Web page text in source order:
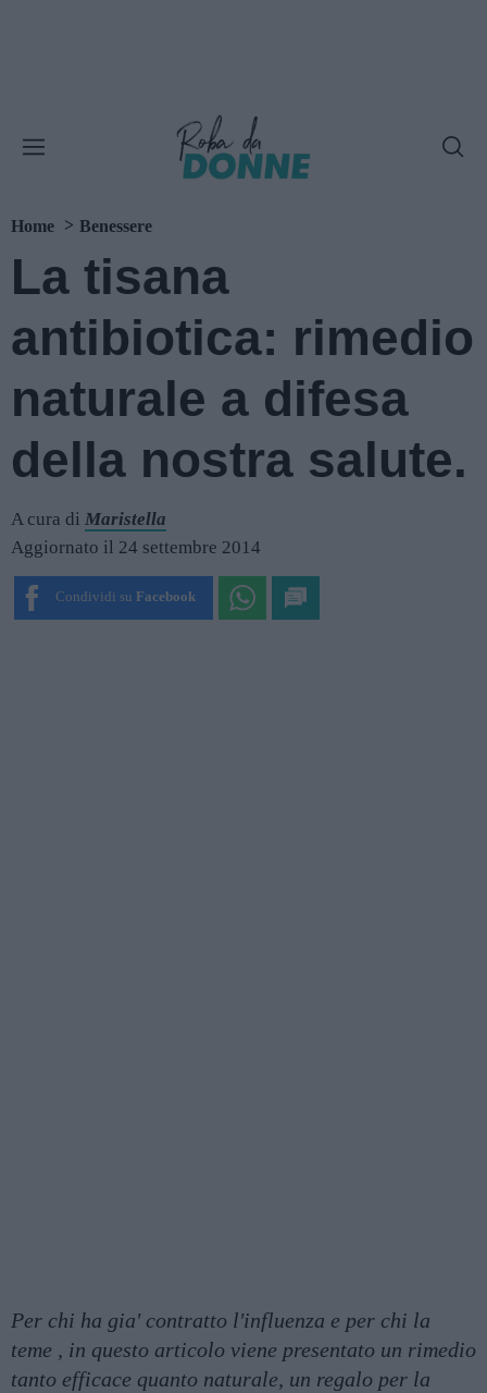
Home Benessere
La tisana
antibiotica: rimedio
naturale a difesa
della nostra salute.
A cura di Maristella
Aggiornato il 24 settembre 2014
Condividi su Facebook
Per chi ha gia' contratto l'influenza e per chi la
teme , in questo articolo viene presentato un rimedio
tanto efficace quanto naturale, un regalo per la